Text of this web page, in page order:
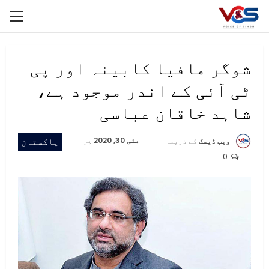
شوگر مافیا کابینہ اور پی
ٹی آئی کے اندر موجود ہے،
شاہد خاقان عباسی
پاکستان ویب ڈیسک کے ذریعہ مئی 30, 2020
پر